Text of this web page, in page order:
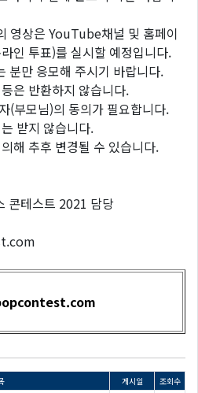
영상은 YouTube채널 및 홈페이
인 투표)를 실시할 예정입니다.
분만 응모해 주시기 바랍니다.
은 반환하지 않습니다.
(부모님)의 동의가 필요합니다.
받지 않습니다.
해 추후 변경될 수 있습니다.
콘테스트 2021 담당
게시일 조회수